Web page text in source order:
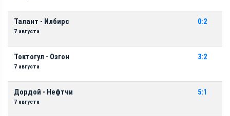
Талант - Илбирс
7 августа
0:2
Токтогул - Озгон
7 августа
3:2
Дордой - Нефтчи
7 августа
5:1